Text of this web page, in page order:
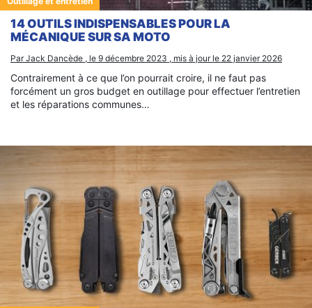
14 OUTILS INDISPENSABLES POUR LA
MÉCANIQUE SUR SA MOTO
Par Jack Dancède , le 9 décembre 2023 , mis à jour le 22 janvier 2026
Contrairement à ce que l’on pourrait croire, il ne faut pas
forcément un gros budget en outillage pour effectuer l’entretien
et les réparations communes…